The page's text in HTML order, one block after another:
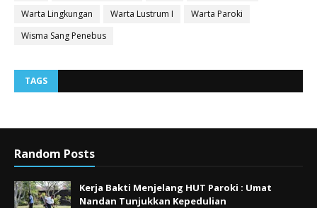
Warta Lingkungan
Warta Lustrum I
Warta Paroki
Wisma Sang Penebus
TAGS
Random Posts
Kerja Bakti Menjelang HUT Paroki : Umat
Nandan Tunjukkan Kepedulian